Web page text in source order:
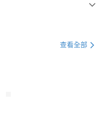
查看全部